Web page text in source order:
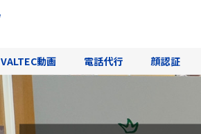
VALTEC動画 電話代行 顔認証